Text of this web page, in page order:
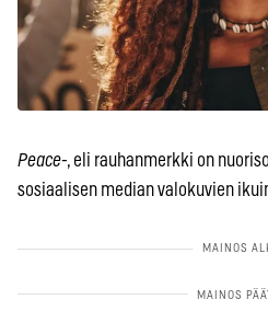
Peace-, eli rauhanmerkki on
sosiaalisen median valokuvien